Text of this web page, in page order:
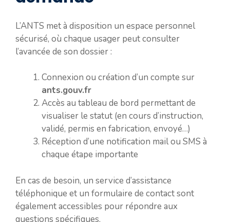
L’ANTS met à disposition un espace personnel
sécurisé, où chaque usager peut consulter
l’avancée de son dossier :
Connexion ou création d’un compte sur
ants.gouv.fr
Accès au tableau de bord permettant de
visualiser le statut (en cours d’instruction,
validé, permis en fabrication, envoyé…)
Réception d’une notification mail ou SMS à
chaque étape importante
En cas de besoin, un service d’assistance
téléphonique et un formulaire de contact sont
également accessibles pour répondre aux
questions spécifiques.